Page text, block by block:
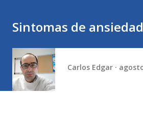
Sintomas de
Carlos Edgar